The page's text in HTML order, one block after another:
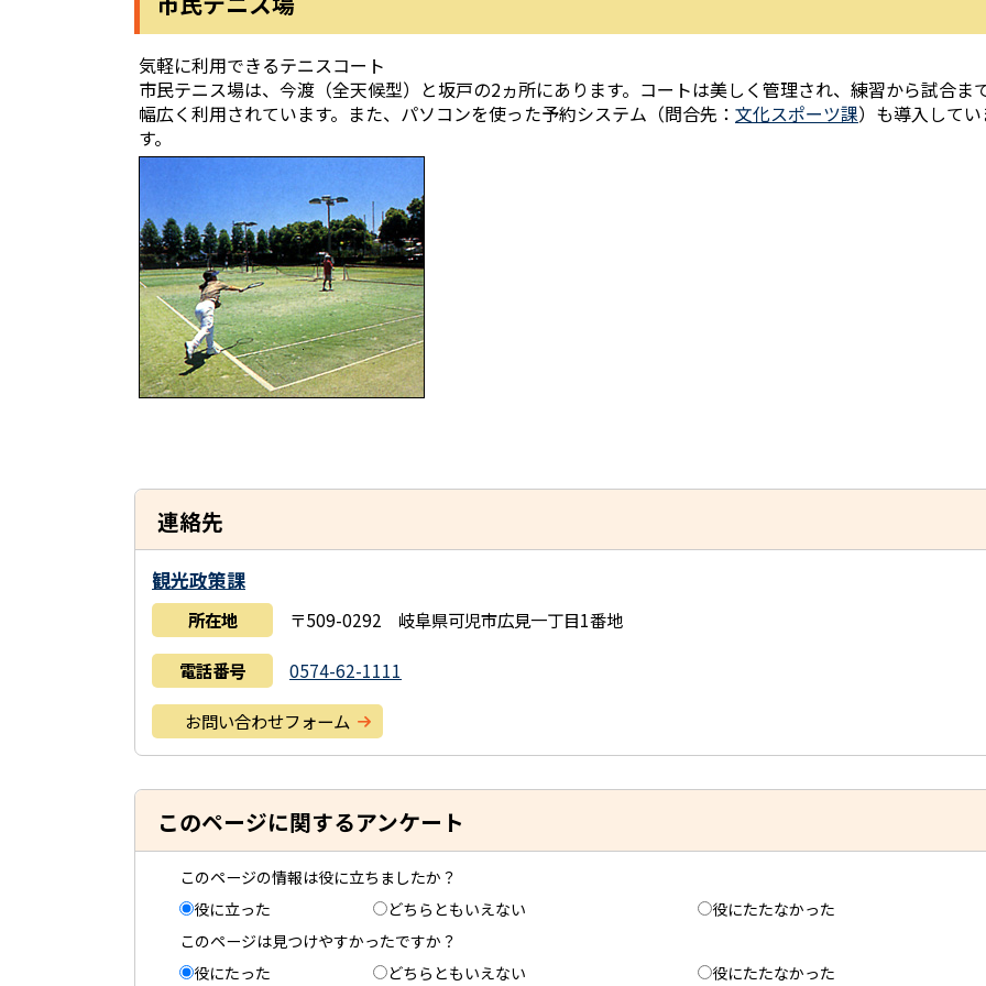
気軽に利用できるテニスコート
市民テニス場は、今渡（全天候型）と坂戸の2ヵ所にあります。コートは美しく管理され、練習から試合ま
幅広く利用されています。また、パソコンを使った予約システム（問合先： 文化スポーツ課）も導入して
す。
連絡先
観光政策課
所在地 〒509-0292 岐阜県可児市広見一丁目1番地
電話番号 0574-62-1111
お問い合わせフォーム
このページに関するアンケート
このページの情報は役に立ちましたか？
役に立った
どちらともいえない
役にたたなかった
このページは見つけやすかったですか？
役にたった
どちらともいえない 役にたたなかった